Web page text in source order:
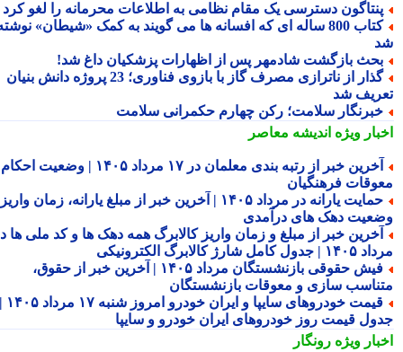
دسترسی یک مقام نظامی به اطلاعات محرمانه را لغو کرد
کتاب 800 ساله ای که افسانه ها می گویند به کمک «شیطان» نوشته
بازگشت شادمهر پس از اظهارات پزشکیان داغ شد!
گذار از ناترازی مصرف گاز با بازوی فناوری؛ 23 پروژه دانش بنیان
شد
سلامت؛ رکن چهارم حکمرانی سلامت
ویژهاندیشه معاصر
آخرین خبر از رتبه بندی معلمان در ۱۷ مرداد ۱۴۰۵ | وضعیت احکام و
فرهنگیان
حمایت یارانه در مرداد ۱۴۰۵ | آخرین خبر از مبلغ یارانه، زمان واریز و
دهک های درآمدی
خبر از مبلغ و زمان واریز کالابرگ همه دهک ها و کد ملی ها در
شارژ کالابرگ الکترونیکی
فیش حقوقی بازنشستگان مرداد ۱۴۰۵ | آخرین خبر از حقوق،
سازی و معوقات بازنشستگان
قیمت خودروهای سایپا و ایران خودرو امروز شنبه ۱۷ مرداد ۱۴۰۵ |
قیمت روز خودروهای ایران خودرو و سایپا
ویژهرونگار